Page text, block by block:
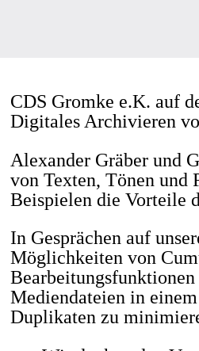
CDS Gromke e.K. auf
Digitales Archivieren
Alexander Gräber und
von Texten, Tönen und
Beispielen die Vorteile
In Gesprächen auf
Möglichkeiten von
Mediendateien in
Duplikaten zu